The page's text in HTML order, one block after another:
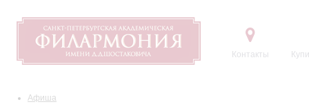
Контакты
Афиша